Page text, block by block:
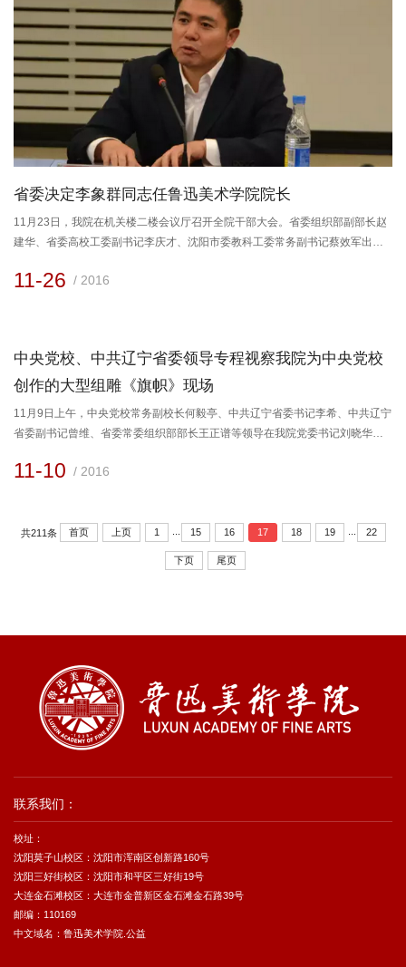
省委决定李象群同志任鲁迅美术学院院长
​11月23日，我院在机关楼二楼会议厅召开全院干部大会。省委组织部副部长赵
建华、省委高校工委副书记李庆才、沈阳市委教科工委常务副书记蔡效军出席
群同志任鲁迅美术学院院长，韦尔申同志不再担任鲁迅美术学院党委副书记、
11-26 / 2016
中央党校、中共辽宁省委领导专程视察我院为中央党校
创作的大型组雕《旗帜》现场
​11月9日上午，中央党校常务副校长何毅亭、中共辽宁省委书记李希、中共辽宁
省委副书记曾维、省委常委组织部部长王正谱等领导在我院党委书记刘晓华、
考察我院为中央党校旗帜广场创作的大型组雕《旗帜》现场，对泥塑稿进行终
11-10 / 2016
共211条 首页 上页 1 15 16 17 18 19 22
下页 尾页
联系我们：
校址：
沈阳莫子山校区：沈阳市浑南区创新路160号
沈阳三好街校区：沈阳市和平区三好街19号
大连金石滩校区：大连市金普新区金石滩金石路39号
邮编：110169
中文域名：鲁迅美术学院.公益